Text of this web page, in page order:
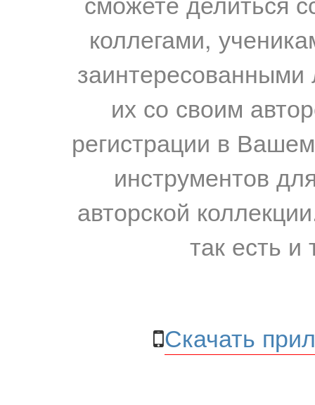
коллегами,
их со своим
регистрации в
инструментов
авторской
так есть и
Скачать